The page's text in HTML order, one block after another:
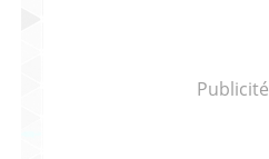
Publicité